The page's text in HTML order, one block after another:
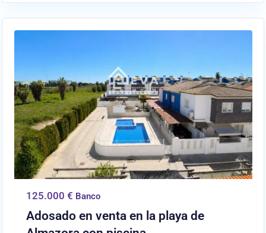
Almassora/Almazora
125.000 € Banco
Adosado en venta en la playa de